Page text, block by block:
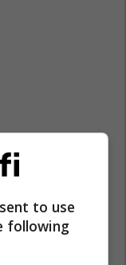
to use
following